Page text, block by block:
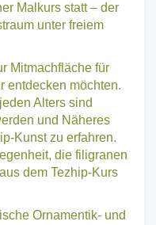
Malkurs statt – der
unter freiem
Mitmachfläche für
entdecken möchten.
Alters sind
und Näheres
Kunst zu erfahren.
die filigranen
dem Tezhip-Kurs
Ornamentik- und